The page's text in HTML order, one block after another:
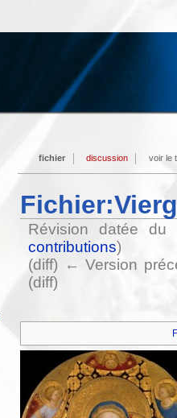
Révision datée
contributions)
(diff) ← Version
(diff)
fichier discussion voir le